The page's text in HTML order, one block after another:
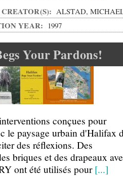
ALSTAD,
YEAR: 1997
Your Pardons!
conçues pour
le paysage urbain d'Halifax
des réflexions. Des
briques et des drapeaux
ont été utilisés pour[...]